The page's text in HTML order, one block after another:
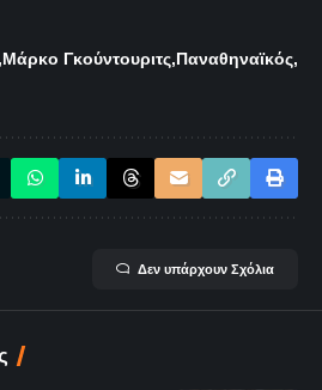
Μάρκο Γκούντουριτς Παναθηναϊκός
Δεν υπάρχουν Σχόλια